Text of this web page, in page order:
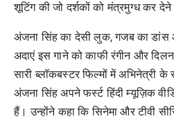
शूटिंग की जो दर्शकों को मंत्रमुग्ध कर देने
अंजना सिंह का देसी लुक, गजब का डांस
अदाएं इस गाने को काफी रंगीन और
सारी ब्लॉकबस्टर फिल्मों में अभिनेत्री
अंजना सिंह अपने फर्स्ट हिंदी म्यूज़िक
हैं। उन्होंने कहा कि सिनेमा और टीवी